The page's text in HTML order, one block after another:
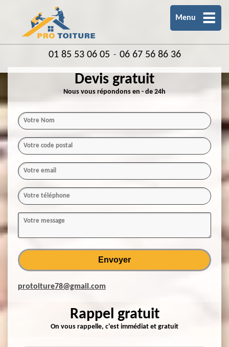
Menu
01 85 53 06 05 - 06 67 56 86 36
Devis gratuit
Nous vous répondons en - de 24h
protoiture78@gmail.com
Rappel gratuit
On vous rappelle, c'est immédiat et gratuit